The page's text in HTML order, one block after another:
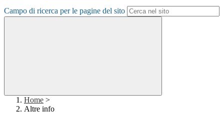
Campo di ricerca per le pagine del sito
Home >
Altre info